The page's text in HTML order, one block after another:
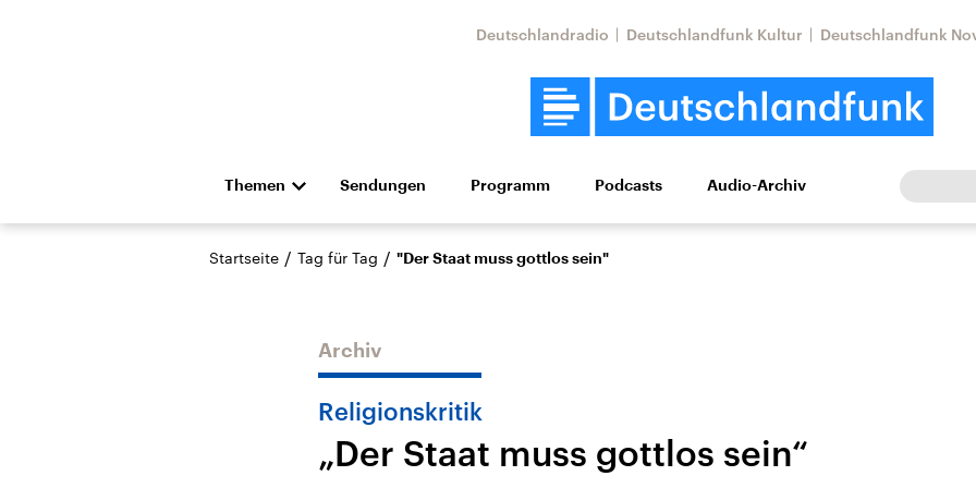
Deutschlandradio Deutschlandfunk Kultur Deutschlandfunk
Themen
Die Nachrichten Politik Wirtschaft Wissen Kultur Europa
Hörspiel und Feature Musik
Landtagswahl Sachsen-
Anhalt 2026
USA
Nahostkonflikt
Sendungen Programm Podcasts Audio-Archiv
Startseite / Tag für Tag / "Der Staat muss gottlos sein"
Archiv
Religionskritik
„Der Staat muss gottlos sein“